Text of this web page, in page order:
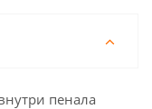
пенала